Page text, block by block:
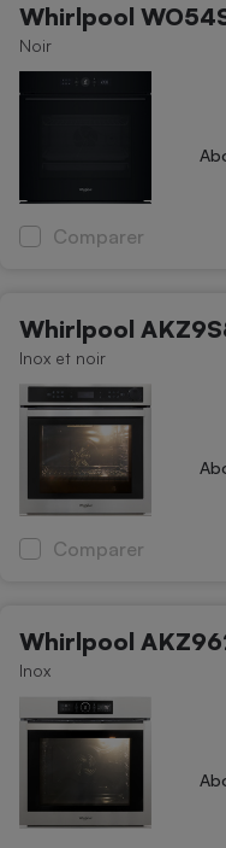
Whirlpool
Noir
Comparer
Whirlpool
Inox et noir
Comparer
Whirlpool
Inox